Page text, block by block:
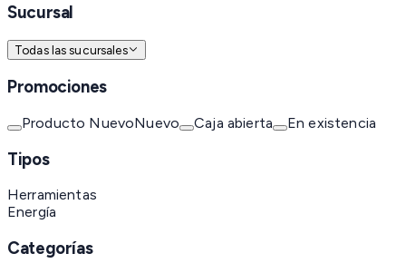
Sucursal
Todas las sucursales
Promociones
Producto NuevoNuevo Caja abierta En existencia
Tipos
Herramientas
Energía
Categorías